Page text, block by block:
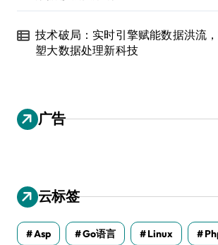
技术破局：实时引擎赋能数据洪流
塑大数据处理新科技
广告
云标签
Asp Go语言 Linux